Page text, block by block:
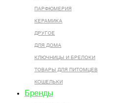
ПАРФЮМЕРИЯ
КЕРАМИКА
ДРУГОЕ
ДЛЯ ДОМА
КЛЮЧНИЦЫ И БРЕЛОКИ
ТОВАРЫ ДЛЯ ПИТОМЦЕВ
КОШЕЛЬКИ
Бренды